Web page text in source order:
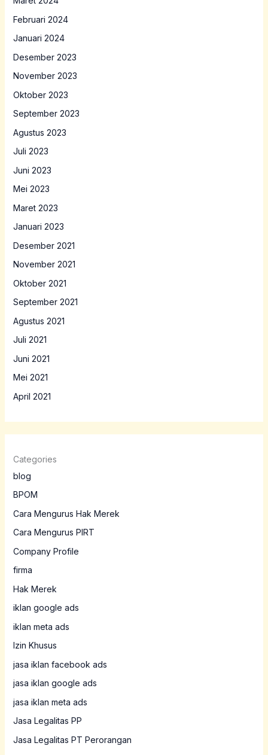
Februari 2024
Januari 2024
Desember 2023
November 2023
Oktober 2023
September 2023
Agustus 2023
Juli 2023
Juni 2023
Mei 2023
Maret 2023
Januari 2023
Desember 2021
November 2021
Oktober 2021
September 2021
Agustus 2021
Juli 2021
Juni 2021
Mei 2021
April 2021
Categories
blog
BPOM
Cara Mengurus Hak Merek
Cara Mengurus PIRT
Company Profile
firma
Hak Merek
iklan google ads
iklan meta ads
Izin Khusus
jasa iklan facebook ads
jasa iklan google ads
jasa iklan meta ads
Jasa Legalitas PP
Jasa Legalitas PT Perorangan